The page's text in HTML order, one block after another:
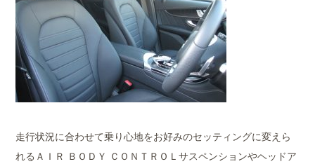
走行状況に合わせて乗り心地をお好みのセッティングに変えら
れるＡＩＲ ＢＯＤＹ ＣＯＮＴＲＯＬサスペンションやヘッドア